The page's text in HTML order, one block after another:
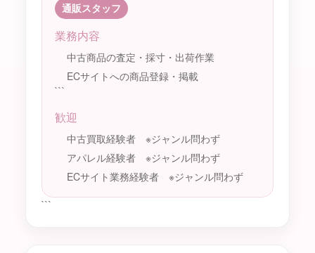
通販スタッフ
業務内容
中古商品の査定・採寸・出荷作業
ECサイトへの商品登録・掲載
```
歓迎
中古買取経験者 ※ジャンル問わず
アパレル経験者 ※ジャンル問わず
ECサイト業務経験者 ※ジャンル問わず
```